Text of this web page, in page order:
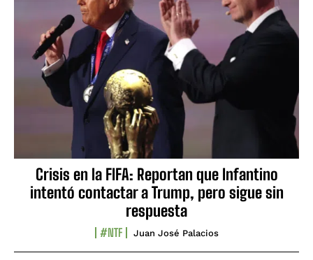
Crisis en la FIFA: Reportan que Infantino
intentó contactar a Trump, pero sigue sin
respuesta
#NTF Juan José Palacios